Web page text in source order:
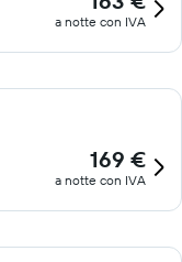
a notte con IVA
169 €
a notte con IVA